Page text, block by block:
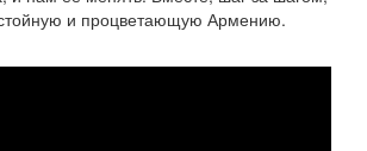
и процветающую Армению.